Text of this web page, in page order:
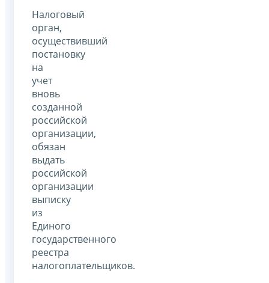
Налоговый
орган,
осуществивший
постановку
на
учет
вновь
созданной
российской
организации,
обязан
выдать
российской
организации
выписку
из
Единого
государственного
реестра
налогоплательщиков.